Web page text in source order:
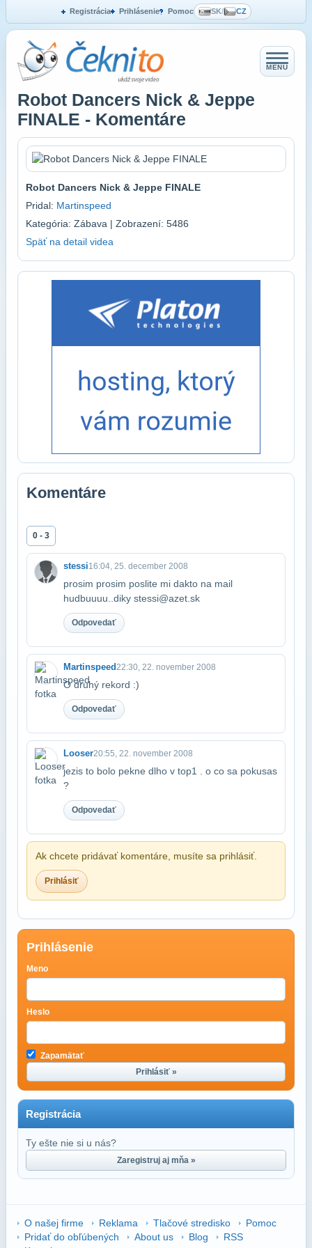
Registrácia Prihlásenie Pomoc SK/ CZ
MENU
Robot Dancers Nick & Jeppe
FINALE - Komentáre
Robot Dancers Nick & Jeppe FINALE
Pridal: Martinspeed
Kategória: Zábava | Zobrazení: 5486
Späť na detail videa
Komentáre
0 - 3
stessi16:04, 25. december 2008
prosim prosim poslite mi dakto na mail
hudbuuuu..diky stessi@azet.sk
Odpovedať
Martinspeed22:30, 22. november 2008
O druhý rekord :)
Odpovedať
Looser20:55, 22. november 2008
jezis to bolo pekne dlho v top1 . o co sa pokusas
?
Odpovedať
Ak chcete pridávať komentáre, musíte sa prihlásiť.
Prihlásiť
Prihlásenie
Meno
Heslo
Zapamätať
Prihlásiť »
Registrácia
Ty ešte nie si u nás?
Zaregistruj aj mňa »
O našej firme Reklama Tlačové stredisko
Pomoc
Pridať do obľúbených
About us Blog
RSS